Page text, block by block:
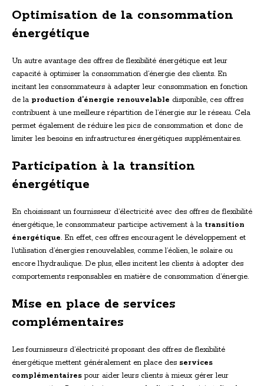
Optimisation de la consommation
énergétique
Un autre avantage des offres de flexibilité énergétique est leur
capacité à optimiser la consommation d’énergie des clients. En
incitant les consommateurs à adapter leur consommation en fonction
de la production d’énergie renouvelable disponible, ces offres
contribuent à une meilleure répartition de l’énergie sur le réseau. Cela
permet également de réduire les pics de consommation et donc de
limiter les besoins en infrastructures énergétiques supplémentaires.
Participation à la transition
énergétique
En choisissant un fournisseur d’électricité avec des offres de flexibilité
énergétique, le consommateur participe activement à la transition
énergétique. En effet, ces offres encouragent le développement et
l’utilisation d’énergies renouvelables, comme l’éolien, le solaire ou
encore l’hydraulique. De plus, elles incitent les clients à adopter des
comportements responsables en matière de consommation d’énergie.
Mise en place de services
complémentaires
Les fournisseurs d’électricité proposant des offres de flexibilité
énergétique mettent généralement en place des services
complémentaires pour aider leurs clients à mieux gérer leur